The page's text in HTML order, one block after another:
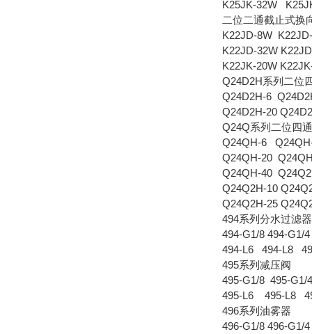
K25JK-32W
二位二通截止式换
K22JD-8W
K22JD-32W
K22JK-20W
Q24D2H系列二位
Q24D2H-6
Q24D2H-20
Q24Q系列二位四
Q24QH-6
Q24QH-20
Q24QH-40
Q24Q2H-10
Q24Q2H-25
494系列分水过滤器
494-G1/8 494-G1/
494-L6 494-L8
495系列减压阀
495-G1/8 495-G1/
495-L6 495-L8
496系列油雾器
496-G1/8 496-G1/